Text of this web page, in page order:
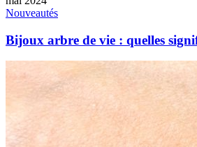
Nouveautés
Bijoux arbre de vie : quelles